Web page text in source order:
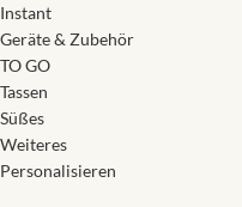
Instant
Geräte & Zubehör
TO GO
Tassen
Süßes
Weiteres
Personalisieren